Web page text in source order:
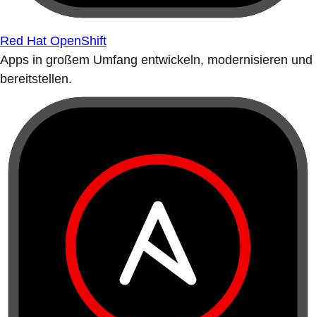
Red Hat OpenShift
Apps in großem Umfang entwickeln, modernisieren und
bereitstellen.